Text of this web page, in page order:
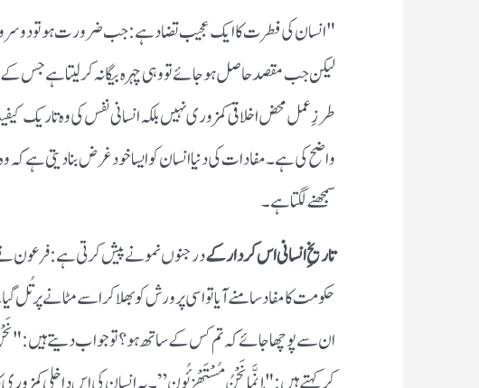
"انسان کی فطرت کا ایک عجیب تضاد ہے: جب ضرورت ہو تو دوسروں کو
لیکن جب مقصد حاصل ہوجائے تو وہی چہرہ بیگانہ کر لیتا ہے جس
طرزِ عمل محض اخلاقی کمزوری نہیں بلکہ انسانی نفس کی وہ تاریک
واضح کی ہے۔ مفادات کی دنیا انسان کو ایسا خود غرض بنا دیتی ہے
سمجھنے لگتا ہے۔
تاریخِ انسانی اس کردار کےدرجنوں نمونے پیش کرتی ہے: فرعون
حکومت کا مفاد سامنے آیا تو اسی پرورش کو بھلا کر اسے مٹانے پر
ان سے پوچھا جائے کہ تم کس کے ساتھ ہو؟ تو جواب دیتے ہیں: